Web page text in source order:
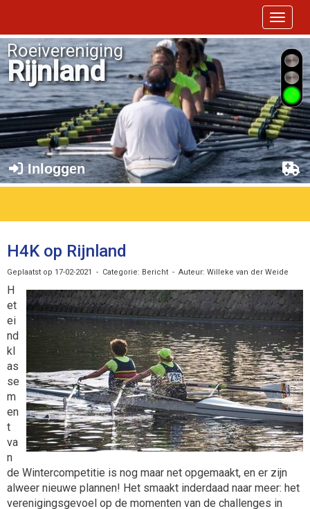
Toggle
Roeivereniging
Rijnland
Inloggen
H4K op Rijnland
Geplaatst op 17-02-2021 - Categorie: Bericht - Auteur: Willeke van der Weide
H
et
ei
nd
kl
as
se
m
en
t
va
n
de Wintercompetitie is nog maar net opgemaakt, en er zijn
alweer nieuwe plannen! Het smaakt inderdaad naar meer: het
verenigingsgevoel op de momenten van de challenges in